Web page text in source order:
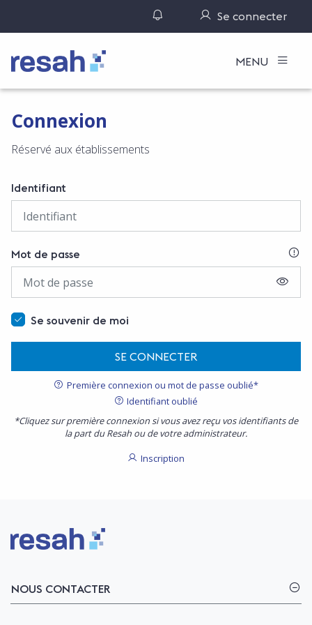
Gérer ses notifications
Se connecter
Logo Resah MENU
Connexion
Réservé aux établissements
Identifiant
Mot de passe
Se souvenir de moi
SE CONNECTER
Première connexion ou mot de passe oublié*
Identifiant oublié
*Cliquez sur première connexion si vous avez reçu vos identifiants de
la part du Resah ou de votre administrateur.
Inscription
Logo Resah
NOUS CONTACTER